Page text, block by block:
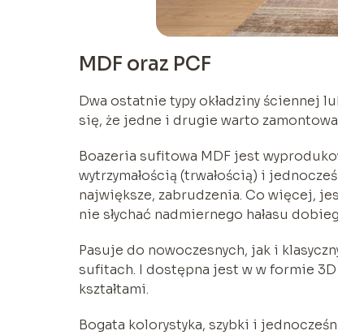
MDF oraz PCF
Dwa ostatnie typy okładziny ściennej
się, że jedne i drugie warto
Boazeria sufitowa MDF jest
wytrzymałością (trwałością) i
największe, zabrudzenia. Co więcej,
nie słychać nadmiernego hałasu
Pasuje do nowoczesnych, jak i
sufitach. I dostępna jest w w formie
kształtami.
Bogata kolorystyka, szybki i